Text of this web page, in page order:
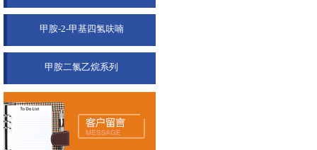
甲胺-2-甲基四氢呋喃
甲胺二氯乙烷系列